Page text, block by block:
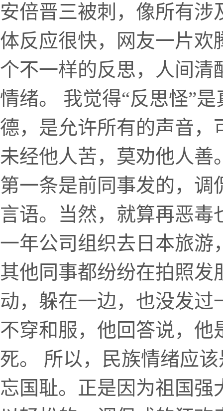
安倍晋三被刺，像所有
体反应很快，网友一片欢
个不一样的反思，人间清
情绪。 我觉得“反思怪”
德，是允许所有的声音，
未经他人苦，莫劝他人
第一条是前同事发的，
言语。当然，就算再恶
一年公司组织去日本旅游
其他同事都纷纷在拍照
动，躲在一边，也没发
不穿和服，他回答说，
死。 所以，民族情绪应
忘国耻。正是因为祖国